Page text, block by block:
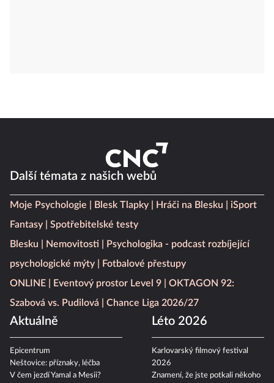
Další témata z našich webů
Moje Psychologie Blesk Tlapky Hráči na Blesku
iSport
Fantasy
Spotřebitelské testy
Blesku
Nemovitosti
Psychologika - podcast rozbíjející
psychologické mýty
Fotbalové přestupy
ONLINE
Eventový prostor Level 9
OKTAGON 92:
Szabová vs. Pudilová
Chance Liga 2026/27
Aktuálně
Epicentrum
Neštovice: příznaky, léčba
V čem jezdí Yamal a Mesii?
Léto 2026
Karlovarský filmový festival
2026
Znamení, že jste potkali někoho